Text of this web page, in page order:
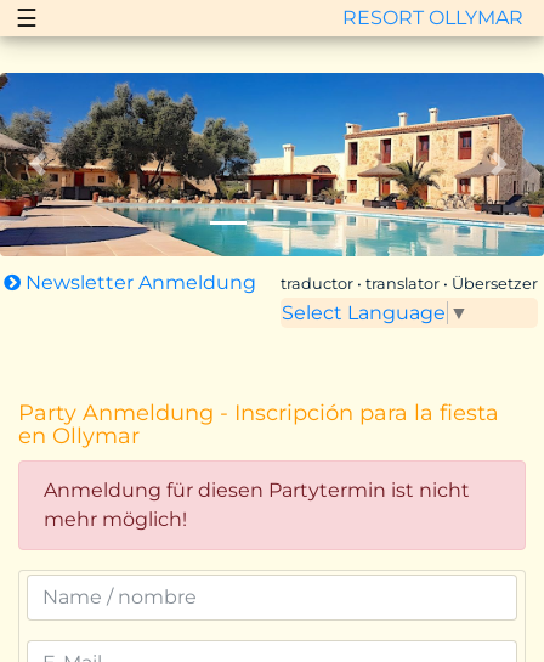
☰ RESORT OLLYMAR
Zurück Vor
Newsletter Anmeldung traductor • translator • Übersetzer
Select Language ▼
Party Anmeldung - Inscripción para la fiesta
en Ollymar
Anmeldung für diesen Partytermin ist nicht
mehr möglich!